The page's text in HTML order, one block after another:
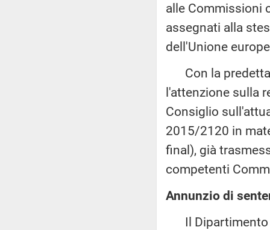
alle Commissioni
assegnati alla
dell'Unione
Con la predetta
l'attenzione sulla
Consiglio
2015/2120 in
final), già
competenti
Annunzio di
Il Dipartimento